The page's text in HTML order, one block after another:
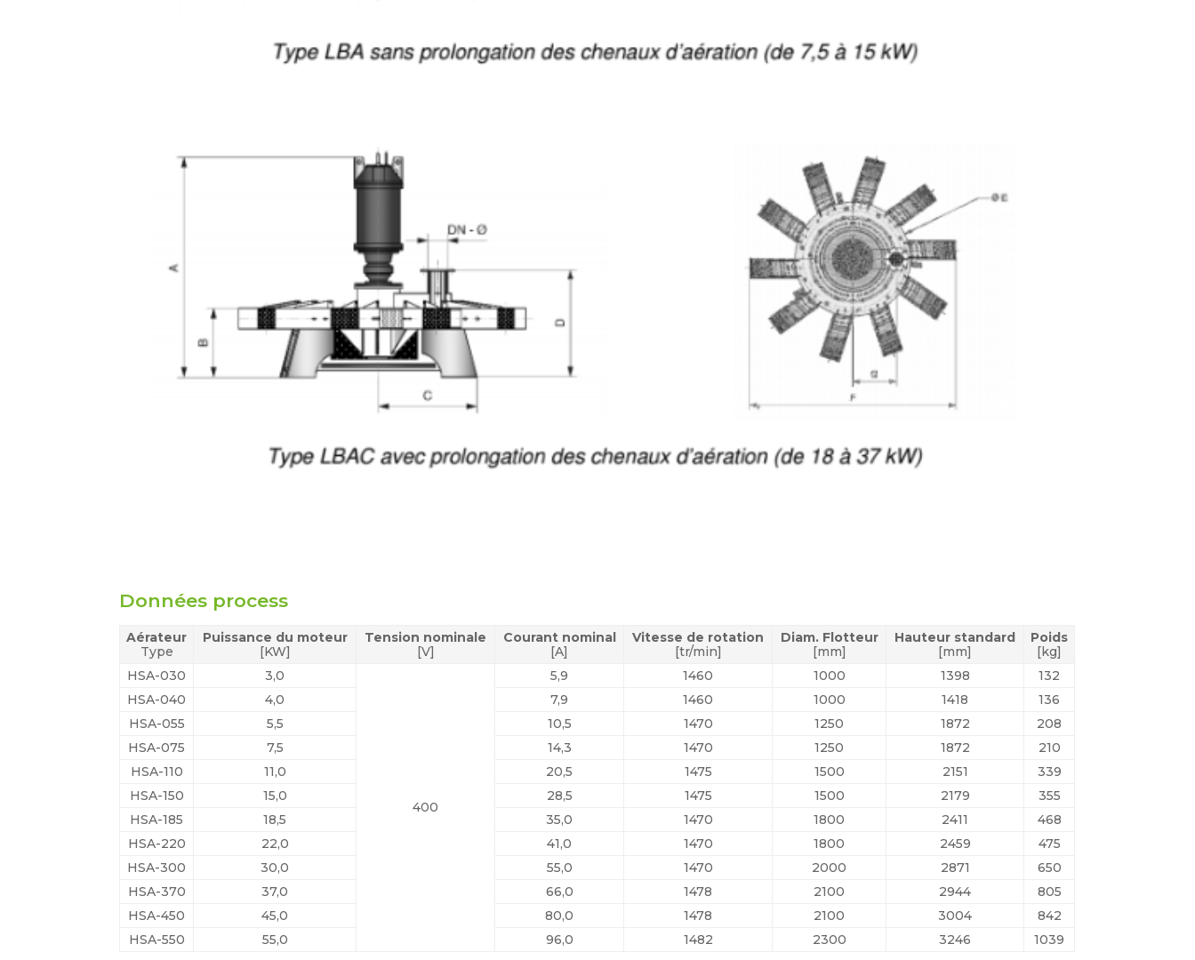
Données process
Aérateur
Type
Puissance du moteur
[KW]
Tension nominale
[V]
Courant nominal
[A]
Vitesse de rotation
[tr/min]
Diam. Flotteur
[mm]
Hauteur standard
[mm]
Poids
[kg]
HSA-030
3,0
400
5,9 1460 1000 1398
132
HSA-040
4,0 7,9 1460 1000 1418
136
HSA-055
5,5 10,5 1470 1250 1872
208
HSA-075
7,5 14,3 1470 1250 1872
210
HSA-110
11,0 20,5 1475 1500 2151
339
HSA-150
15,0 28,5 1475 1500 2179
355
HSA-185
18,5 35,0 1470 1800 2411
468
HSA-220
22,0 41,0 1470 1800 2459
475
HSA-300
30,0 55,0 1470 2000 2871
650
HSA-370
37,0 66,0 1478 2100 2944
805
HSA-450
45,0 80,0 1478 2100 3004
842
HSA-550
55,0 96,0 1482 2300 3246 1039